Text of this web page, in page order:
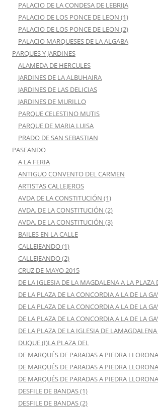
PALACIO DE LA CONDESA DE LEBRIJA
PALACIO DE LOS PONCE DE LEON (1)
PALACIO DE LOS PONCE DE LEON (2)
PALACIO MARQUESES DE LA ALGABA
PARQUES Y JARDINES
ALAMEDA DE HERCULES
JARDINES DE LA ALBUHAIRA
JARDINES DE LAS DELICIAS
JARDINES DE MURILLO
PARQUE CELESTINO MUTIS
PARQUE DE MARIA LUISA
PRADO DE SAN SEBASTIAN
PASEANDO
A LA FERIA
ANTIGUO CONVENTO DEL CARMEN
ARTISTAS CALLEJEROS
AVDA DE LA CONSTITUCIÓN (1)
AVDA. DE LA CONSTITUCIÓN (2)
AVDA. DE LA CONSTITUCIÓN (3)
BAILES EN LA CALLE
CALLEJEANDO (1)
CALLEJEANDO (2)
CRUZ DE MAYO 2015
DE LA IGLESIA DE LA MAGDALENA A LA PLAZA
DE LA PLAZA DE LA CONCORDIA A LA DE LA
DE LA PLAZA DE LA CONCORDIA A LA DE LA
DE LA PLAZA DE LA CONCORDIA A LA DE LA
DE LA PLAZA DE LA IGLESIA DE
DUQUE (I)LA PLAZA DEL
DE MARQUÉS DE PARADAS A PIEDRA
DE MARQUÉS DE PARADAS A PIEDRA
DE MARQUÉS DE PARADAS A PIEDRA
DESFILE DE BANDAS (1)
DESFILE DE BANDAS (2)